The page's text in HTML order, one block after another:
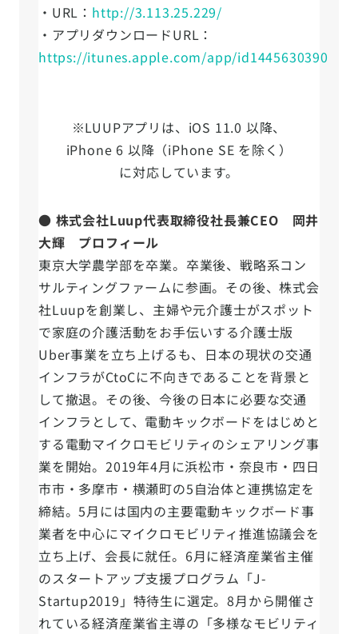
・URL： http://3.113.25.229/
・アプリダウンロードURL：
https://itunes.apple.com/app/id1445630390
※LUUPアプリは、iOS 11.0 以降、
iPhone 6 以降（iPhone SE を除く）
に対応しています。
● 株式会社Luup代表取締役社長兼CEO 岡井
大輝 プロフィール
東京大学農学部を卒業。卒業後、戦略系コン
サルティングファームに参画。その後、株式会
社Luupを創業し、主婦や元介護士がスポット
で家庭の介護活動をお手伝いする介護士版
Uber事業を立ち上げるも、日本の現状の交通
インフラがCtoCに不向きであることを背景と
して撤退。その後、今後の日本に必要な交通
インフラとして、電動キックボードをはじめと
する電動マイクロモビリティのシェアリング事
業を開始。2019年4月に浜松市・奈良市・四日
市市・多摩市・横瀬町の5自治体と連携協定を
締結。5月には国内の主要電動キックボード事
業者を中心にマイクロモビリティ推進協議会を
立ち上げ、会長に就任。6月に経済産業省主催
のスタートアップ支援プログラム「J-
Startup2019」特待生に選定。8月から開催さ
れている経済産業省主導の「多様なモビリティ